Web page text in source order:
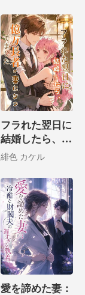
フラれた翌日に
結婚したら、億
万長者の妻にな
緋色 カケル
愛を諦めた妻：